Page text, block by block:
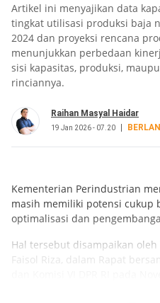
Artikel ini menyajikan data
tingkat utilisasi produksi baja
2024 dan proyeksi rencana
menunjukkan perbedaan
sisi kapasitas, produksi,
rinciannya.
Raihan Masyal Haidar
19 Jan 2026 - 07.20
Kementerian Perindustrian
masih memiliki potensi cukup
optimalisasi dan
Hal tersebut disampaikan
Faisol Riza, dalam Rapat